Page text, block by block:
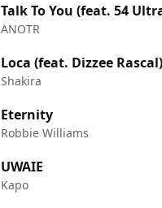
Talk To You (feat. 54
ANOTR
Loca (feat. Dizzee Rascal)
Shakira
Eternity
Robbie Williams
UWAIE
Kapo